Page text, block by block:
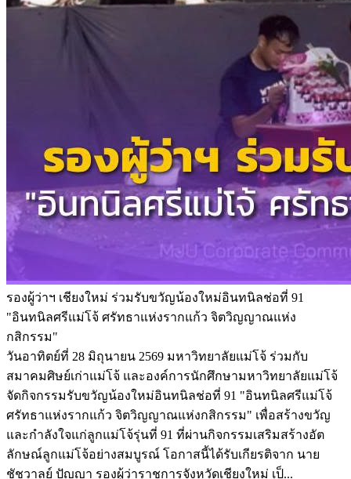
รองผู้ว่าฯ เชียงใหม่ ร่วมรับขวัญน้องใหม่อินทนิลช่อที่ 91
"อินทนิลศรีแม่โจ้ ศรัทธาแห่งรากแก้ว จิตวิญญาณแห่ง
กสิกรรม"
วันอาทิตย์ที่ 28 มิถุนายน 2569 มหาวิทยาลัยแม่โจ้ ร่วมกับ
สมาคมศิษย์เก่าแม่โจ้ และองค์การนักศึกษามหาวิทยาลัยแม่โจ้
จัดกิจกรรมรับขวัญน้องใหม่อินทนิลช่อที่ 91 "อินทนิลศรีแม่โจ้
ศรัทธาแห่งรากแก้ว จิตวิญญาณแห่งกสิกรรม" เพื่อสร้างขวัญ
และกำลังใจแก่ลูกแม่โจ้รุ่นที่ 91 ที่ผ่านกิจกรรมเสริมสร้างอัต
ลักษณ์ลูกแม่โจ้อย่างสมบูรณ์ โอกาสนี้ได้รับเกียรติจาก นาย
ชัชวาลย์ ปัญญา รองผู้ว่าราชการจังหวัดเชียงใหม่ เป็...